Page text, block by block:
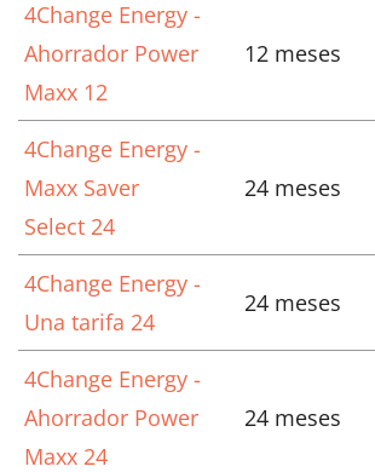
4Change Energy -
Ahorrador Power
Maxx 12
12 meses
4Change Energy -
Maxx Saver
Select 24
24 meses
4Change Energy -
Una tarifa 24
24 meses
4Change Energy -
Ahorrador Power
Maxx 24
24 meses